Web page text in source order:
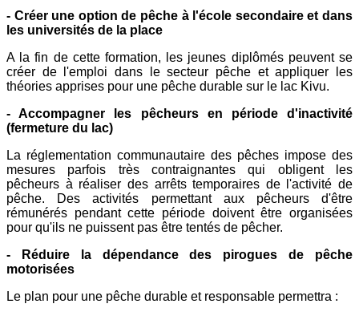
- Créer une option de pêche à l'école secondaire et dans
les universités de la place
A la fin de cette formation, les jeunes diplômés peuvent se
créer de l'emploi dans le secteur pêche et appliquer les
théories apprises pour une pêche durable sur le lac Kivu.
- Accompagner les pêcheurs en période d'inactivité
(fermeture du lac)
La réglementation communautaire des pêches impose des
mesures parfois très contraignantes qui obligent les
pêcheurs à réaliser des arrêts temporaires de l'activité de
pêche. Des activités permettant aux pêcheurs d'être
rémunérés pendant cette période doivent être organisées
pour qu'ils ne puissent pas être tentés de pêcher.
- Réduire la dépendance des pirogues de pêche
motorisées
Le plan pour une pêche durable et responsable permettra :